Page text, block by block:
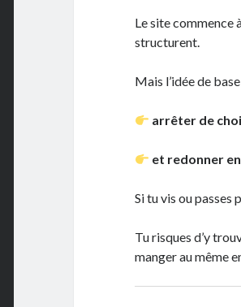
Le site commence
structurent.
Mais l’idée de
arrêter de
et redonner
Si tu vis ou passes
Tu risques d’y
manger au même